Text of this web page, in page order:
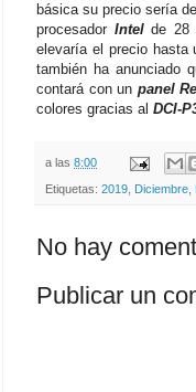
básica su precio sería
procesador Intelde 28
elevaría el precio hasta
también ha anunciado
contará con un panel
colores gracias al DCI-
a las 8:00
Etiquetas: 2019, Diciembre,
No hay
Publicar un